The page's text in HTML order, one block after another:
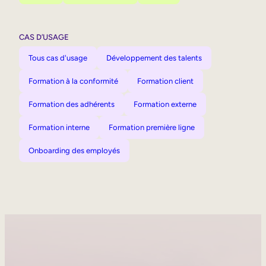
CAS D’USAGE
Tous cas d'usage Développement des talents
Formation à la conformité Formation client
Formation des adhérents Formation externe
Formation interne Formation première ligne
Onboarding des employés